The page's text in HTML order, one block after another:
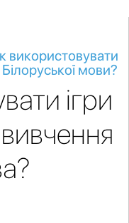
використовувати
мови?
ігри